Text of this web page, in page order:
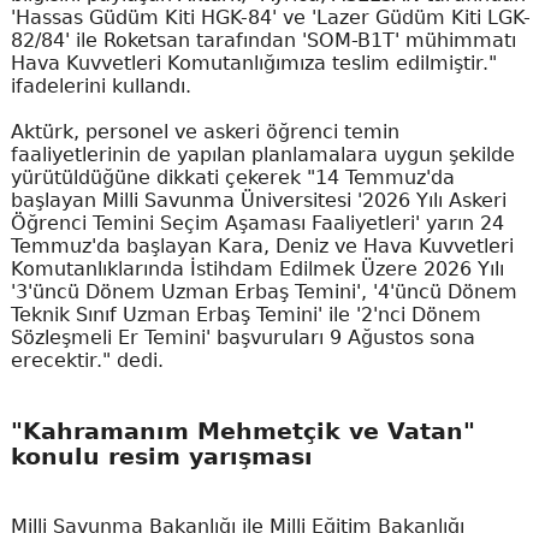
'Hassas Güdüm Kiti HGK-84' ve 'Lazer Güdüm Kiti LGK-
82/84' ile Roketsan tarafından 'SOM-B1T' mühimmatı
Hava Kuvvetleri Komutanlığımıza teslim edilmiştir."
ifadelerini kullandı.
Aktürk, personel ve askeri öğrenci temin
faaliyetlerinin de yapılan planlamalara uygun şekilde
yürütüldüğüne dikkati çekerek "14 Temmuz'da
başlayan Milli Savunma Üniversitesi '2026 Yılı Askeri
Öğrenci Temini Seçim Aşaması Faaliyetleri' yarın 24
Temmuz'da başlayan Kara, Deniz ve Hava Kuvvetleri
Komutanlıklarında İstihdam Edilmek Üzere 2026 Yılı
'3'üncü Dönem Uzman Erbaş Temini', '4'üncü Dönem
Teknik Sınıf Uzman Erbaş Temini' ile '2'nci Dönem
Sözleşmeli Er Temini' başvuruları 9 Ağustos sona
erecektir." dedi.
"Kahramanım Mehmetçik ve Vatan"
konulu resim yarışması
Milli Savunma Bakanlığı ile Milli Eğitim Bakanlığı